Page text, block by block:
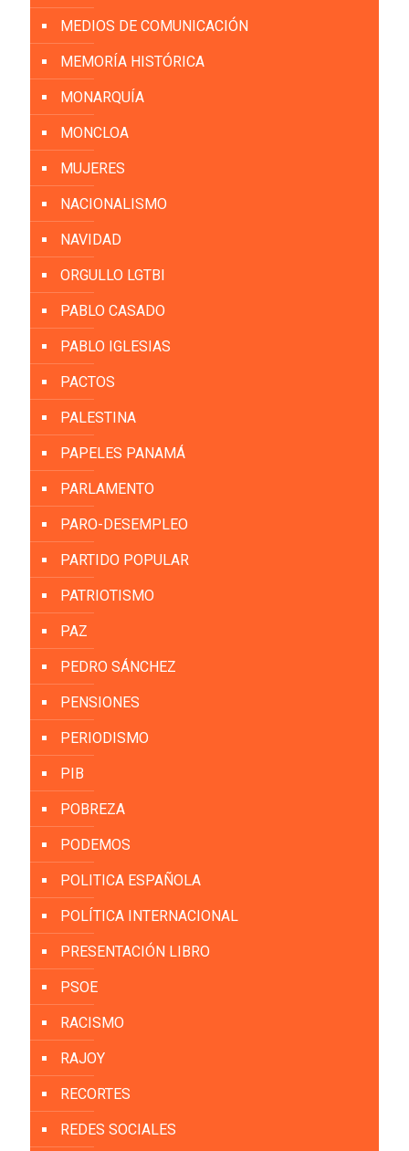
MEDIOS DE COMUNICACIÓN
MEMORÍA HISTÓRICA
MONARQUÍA
MONCLOA
MUJERES
NACIONALISMO
NAVIDAD
ORGULLO LGTBI
PABLO CASADO
PABLO IGLESIAS
PACTOS
PALESTINA
PAPELES PANAMÁ
PARLAMENTO
PARO-DESEMPLEO
PARTIDO POPULAR
PATRIOTISMO
PAZ
PEDRO SÁNCHEZ
PENSIONES
PERIODISMO
PIB
POBREZA
PODEMOS
POLITICA ESPAÑOLA
POLÍTICA INTERNACIONAL
PRESENTACIÓN LIBRO
PSOE
RACISMO
RAJOY
RECORTES
REDES SOCIALES